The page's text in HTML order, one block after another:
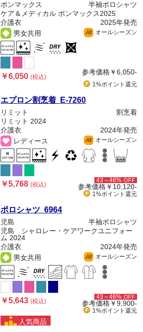
ボンマックス
半袖ポロシャツ
ケア＆メディカル ボンマックス2025
介護衣
2025年発売
男女共用
All オールシーズン
￥6,050(税込)
参考価格￥6,050-
1%ポイント 還元
エプロン割烹着 E-7260
リミット
割烹着
リミット 2024
介護衣
2024年発売
レディース
All オールシーズン
￥5,768(税込)
43～46% OFF
参考価格￥10,120-
1%ポイント 還元
ポロシャツ 6964
児島
半袖ポロシャツ
児島 シャロレー・ケアワークユニフォー
ム 2024
介護衣
2024年発売
男女共用
All オールシーズン
￥5,643(税込)
43～46% OFF
参考価格￥9,900-
1%ポイント 還元
人気商品